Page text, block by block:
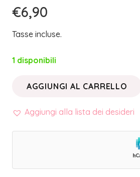
€6,90
Tasse incluse.
1 disponibili
SANTO
LEGNO
AGGIUNGI AL CARRELLO
Aggiungi alla lista dei desideri